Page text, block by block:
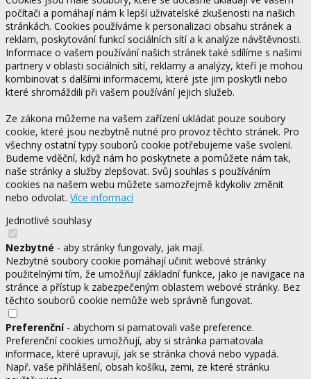
počítači a pomáhají nám k lepší uživatelské zkušenosti na našich
stránkách. Cookies používáme k personalizaci obsahu stránek a
reklam, poskytování funkcí sociálních sítí a k analýze návštěvnosti.
Informace o vašem používání našich stránek také sdílíme s našimi
partnery v oblasti sociálních sítí, reklamy a analýzy, kteří je mohou
kombinovat s dalšími informacemi, které jste jim poskytli nebo
které shromáždili při vašem používání jejich služeb.
Ze zákona můžeme na vašem zařízení ukládat pouze soubory
cookie, které jsou nezbytně nutné pro provoz těchto stránek. Pro
všechny ostatní typy souborů cookie potřebujeme vaše svolení.
Budeme vděční, když nám ho poskytnete a pomůžete nám tak,
naše stránky a služby zlepšovat. Svůj souhlas s používáním
cookies na našem webu můžete samozřejmě kdykoliv změnit
nebo odvolat. Více informací
Jednotlivé souhlasy
Nezbytné - aby stránky fungovaly, jak mají.
Nezbytné soubory cookie pomáhají učinit webové stránky
použitelnými tím, že umožňují základní funkce, jako je navigace na
stránce a přístup k zabezpečeným oblastem webové stránky. Bez
těchto souborů cookie nemůže web správně fungovat.
Preferenční- abychom si pamatovali vaše preference.
Preferenční cookies umožňují, aby si stránka pamatovala
informace, které upravují, jak se stránka chová nebo vypadá.
Např. vaše přihlášení, obsah košíku, zemi, ze které stránku